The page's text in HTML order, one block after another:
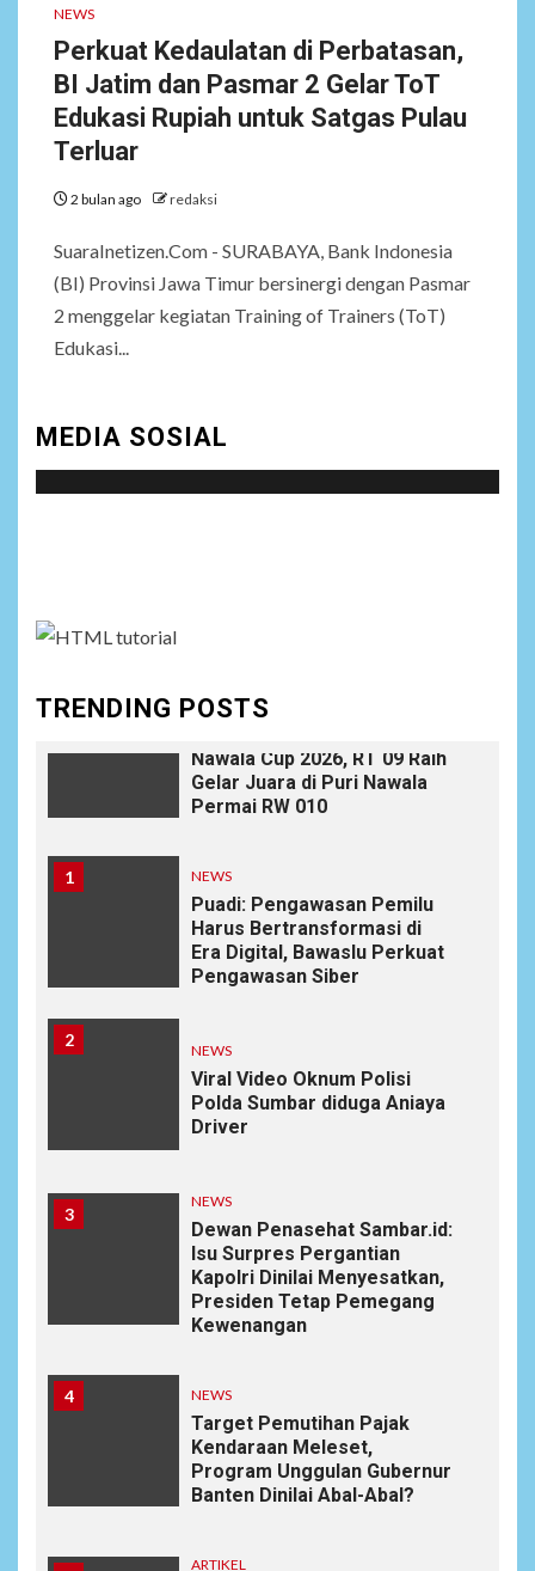
NEWS
Perkuat Kedaulatan di Perbatasan,
BI Jatim dan Pasmar 2 Gelar ToT
Edukasi Rupiah untuk Satgas Pulau
Terluar
2 bulan ago redaksi
SuaraInetizen.Com - SURABAYA, Bank Indonesia
(BI) Provinsi Jawa Timur bersinergi dengan Pasmar
2 menggelar kegiatan Training of Trainers (ToT)
Edukasi...
MEDIA SOSIAL
TRENDING POSTS
7
Bantu Atasi Kesulitan Warga
13/Nanggala Distribusikan
di Desa Pesayah
8
NEWS
Bakar Lahan dengan Alasan
Apa Pun
10 DAERAH SPORT
Nawala Cup 2026, RT 09 Raih
Gelar Juara di Puri Nawala
Permai RW 010
1 NEWS
Puadi: Pengawasan Pemilu
Harus Bertransformasi di
Era Digital, Bawaslu Perkuat
Pengawasan Siber
2
NEWS
Viral Video Oknum Polisi
Polda Sumbar diduga Aniaya
Driver
3
NEWS
Dewan Penasehat Sambar.id:
Isu Surpres Pergantian
Kapolri Dinilai Menyesatkan,
Presiden Tetap Pemegang
Kewenangan
4 NEWS
Target Pemutihan Pajak
Kendaraan Meleset,
Program Unggulan Gubernur
Banten Dinilai Abal-Abal?
ARTIKEL